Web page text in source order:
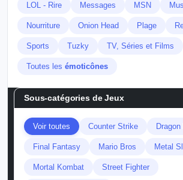
LOL - Rire Messages MSN
Nourriture Onion Head Plage
Sports Tuzky TV, Séries et Films
Toutes les émoticônes
Sous-catégories deJeux
Voir toutes Counter Strike Dragon
Final Fantasy Mario Bros Metal
Mortal Kombat Street Fighter